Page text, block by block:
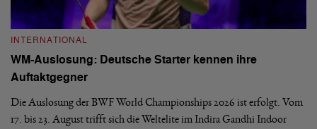
INTERNATIONAL
WM-Auslosung: Deutsche Starter kennen ihre
Auftaktgegner
Die Auslosung der BWF World Championships 2026 ist erfolgt. Vom
17. bis 23. August trifft sich die Weltelite im Indira Gandhi Indoor